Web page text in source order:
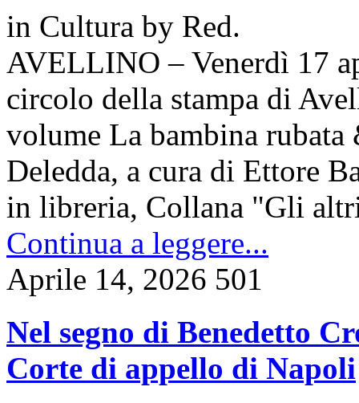
in Cultura by Red.
AVELLINO – Venerdì 17
circolo della stampa di
volume La bambina
Deledda, a cura di Ettore
in libreria, Collana "Gli
Continua a leggere...
Aprile 14, 2026 501
Nel segno di Benedetto
Corte di appello di Napoli